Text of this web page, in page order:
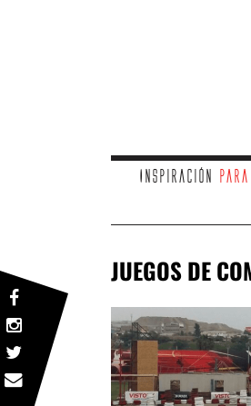
Inspiración
JUEGOS DE